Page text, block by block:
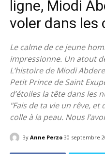
ligne, Miodi
voler dans les
Le calme de ce jeune
impressionne. Un atout
L’histoire de Miodi
Petit Prince de Saint
d’étoiles la tête dans les
"Fais de ta vie un rêve,
colle à la peau. Nous
By Anne Perzo 30 septembre